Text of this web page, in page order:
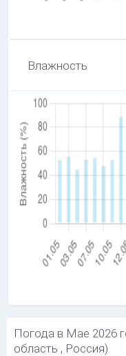
Влажность
Погода в Мае 2026
область , Россия)